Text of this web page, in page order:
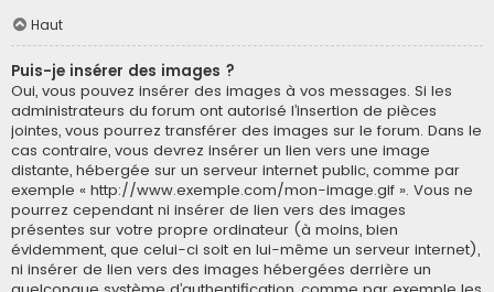
Haut
Puis-je insérer des images ?
Oui, vous pouvez insérer des images à vos messages. Si les
administrateurs du forum ont autorisé l’insertion de pièces
jointes, vous pourrez transférer des images sur le forum. Dans le
cas contraire, vous devrez insérer un lien vers une image
distante, hébergée sur un serveur internet public, comme par
exemple « http://www.exemple.com/mon-image.gif ». Vous ne
pourrez cependant ni insérer de lien vers des images
présentes sur votre propre ordinateur (à moins, bien
évidemment, que celui-ci soit en lui-même un serveur internet),
ni insérer de lien vers des images hébergées derrière un